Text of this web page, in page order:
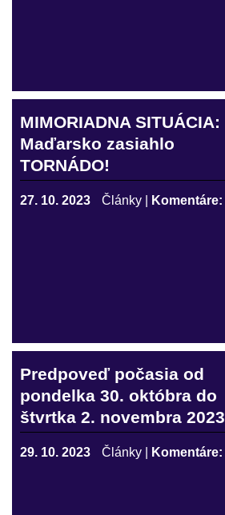
MIMORIADNA SITUÁCIA:
Maďarsko zasiahlo
TORNÁDO!
27. 10. 2023 Články Komentáre:
Predpoveď počasia od
pondelka 30. októbra do
štvrtka 2. novembra 2023
29. 10. 2023 Články Komentáre: